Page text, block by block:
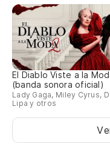
El Diablo Viste a la
(banda sonora oficial)
Lady Gaga, Miley Cyrus,
Lipa y otros